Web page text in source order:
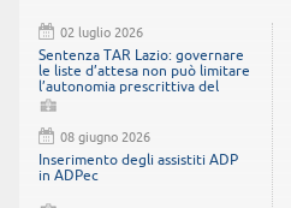
02 luglio 2026
Sentenza TAR Lazio: governare
le liste d’attesa non può limitare
l’autonomia prescrittiva del
medico
08 giugno 2026
Inserimento degli assistiti ADP
in ADPec